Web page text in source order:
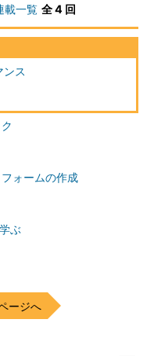
載一覧 全 4 回
ンス
ォームの作成
ぶ
ージへ